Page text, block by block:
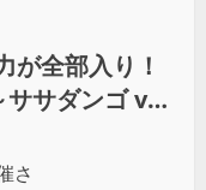
が全部入り！
サダンゴ vs
さ